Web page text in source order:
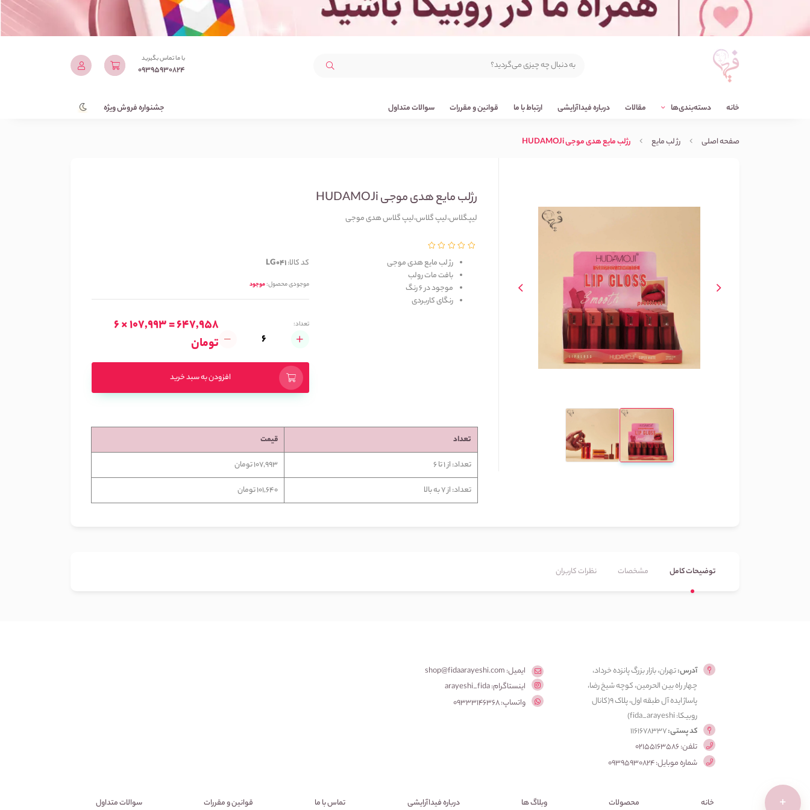
با ما تماس بگیرید
09395930824
خانه دسته‌بندی‌ها مقالات درباره فیداآرایشی ارتباط با ما قوانین و مقررات سوالات متداول جشنواره فروش ویژه
صفحه اصلی رژ لب مایع رژلب مایع هدی موجی HUDAMOJi
رژلب مایع هدی موجی HUDAMOJi
لیپگلاس،لیپ گلاس،لیپ گلاس هدی موجی
رژ لب مایع هدی موجی
بافت مات رولب
موجود در 6 رنگ
رنگای کاربردی
کد کالا:LG041
موجودی محصول:موجود
تعداد:
6 × 107,993 = 647,958
تومان
افزودن به سبد خرید
تعداد
قیمت
تعداد: از 1 تا 6
107,993 تومان
تعداد: از 7 به بالا
101,640 تومان
توضیحات کامل مشخصات نظرات کاربران
+
آدرس:تهران، بازار بزرگ پانزده خرداد،
چهار راه بین الحرمین، کوچه شیخ رضا،
پاساژ ایده آل طبقه اول، پلاک ۹(کانال
روبیکا: fida_arayeshi)
کد پستی:1161678337
تلفن: 02155163586
شماره موبایل: 09395930824
ایمیل: shop@fidaarayeshi.com
اینستاگرام: arayeshi_fida
واتساپ: 09333146368
خانه محصولات وبلاگ ها درباره فیداآرایشی تماس با ما قوانین و مقررات سوالات متداول